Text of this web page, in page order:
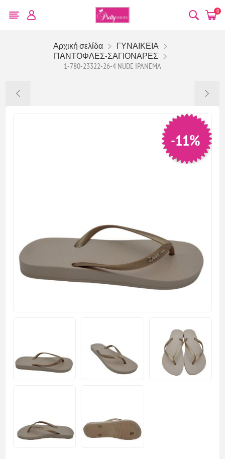
0
Αρχική σελίδα
ΓΥΝΑΙΚΕΙΑ
ΠΑΝΤΟΦΛΕΣ-ΣΑΓΙΟΝΑΡΕΣ
1-780-23322-26-4 NUDE IPANEMA
-11%